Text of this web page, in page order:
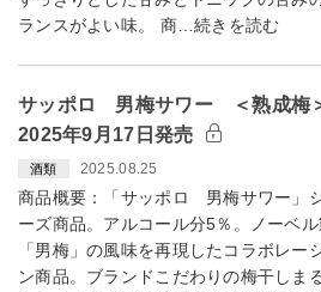
ランスがよい味。 商…続きを読む
サッポロ 男梅サワー ＜熟成梅＞
2025年9月17日発売
酒類 2025.08.25
商品概要：「サッポロ 男梅サワー」
ーズ商品。アルコール分5％。ノーベ
「男梅」の風味を再現したコラボレー
ン商品。ブランドこだわりの梅干しま